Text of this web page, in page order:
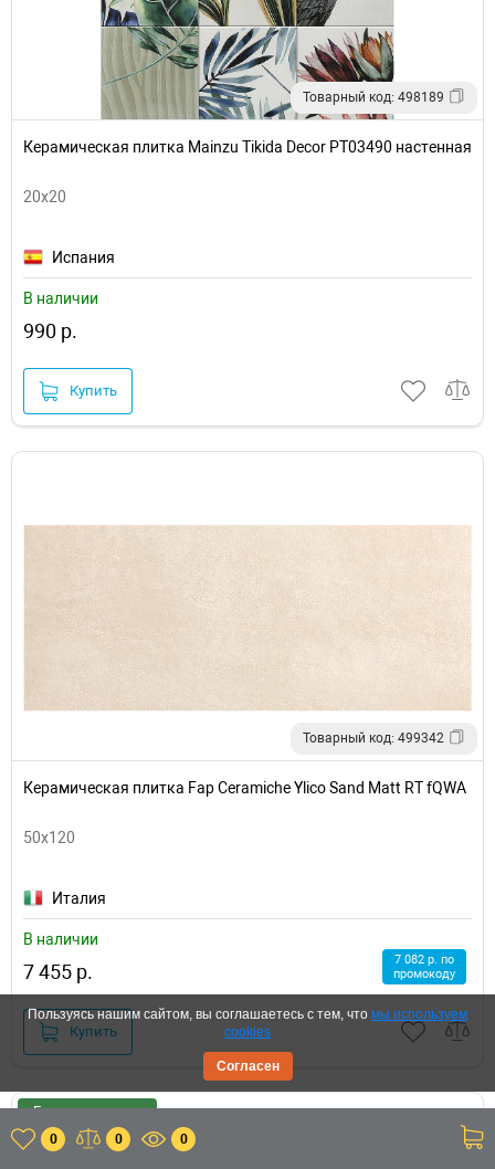
Товарный код: 498189
Керамическая плитка Mainzu Tikida Decor PT03490 настенная
20x20
Испания
В наличии
990 р.
Купить
Товарный код: 499342
Керамическая плитка Fap Ceramiche Ylico Sand Matt RT fQWA
50х120
Италия
В наличии
7 455 р.
7 082 р. по
промокоду
Купить
Есть в шоу-руме
0 0 0
Пользуясь нашим сайтом, вы соглашаетесь с тем, что мы используем
cookies
Согласен